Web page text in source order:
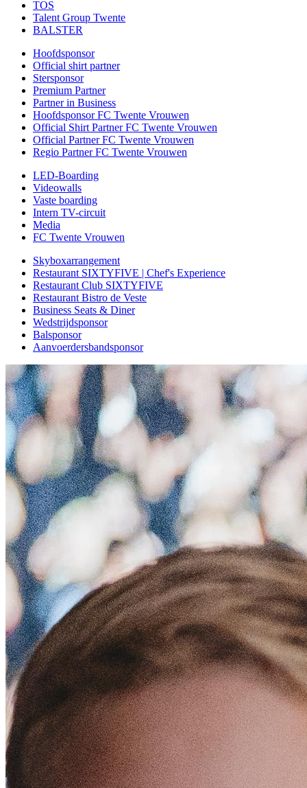
TOS
Talent Group Twente
BALSTER
Hoofdsponsor
Official shirt partner
Stersponsor
Premium Partner
Partner in Business
Hoofdsponsor FC Twente Vrouwen
Official Shirt Partner FC Twente Vrouwen
Official Partner FC Twente Vrouwen
Regio Partner FC Twente Vrouwen
LED-Boarding
Videowalls
Vaste boarding
Intern TV-circuit
Media
FC Twente Vrouwen
Skyboxarrangement
Restaurant SIXTYFIVE | Chef's Experience
Restaurant Club SIXTYFIVE
Restaurant Bistro de Veste
Business Seats & Diner
Wedstrijdsponsor
Balsponsor
Aanvoerdersbandsponsor